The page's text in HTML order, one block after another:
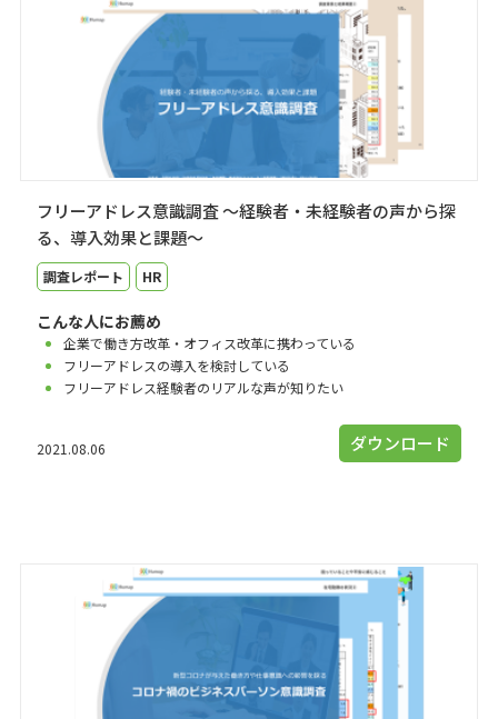
フリーアドレス意識調査 ～経験者・未経験者の声から探
る、導入効果と課題～
調査レポート HR
こんな人にお薦め
企業で働き方改革・オフィス改革に携わっている
フリーアドレスの導入を検討している
フリーアドレス経験者のリアルな声が知りたい
2021.08.06 ダウンロード